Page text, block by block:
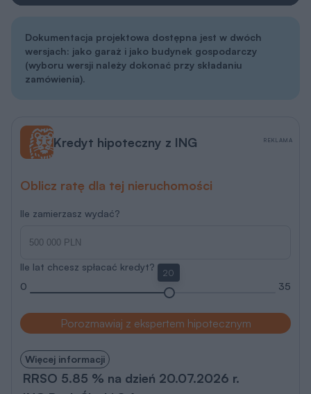
Dokumentacja projektowa dostępna jest w dwóch
wersjach: jako garaż i jako budynek gospodarczy
(wyboru wersji należy dokonać przy składaniu
zamówienia).
Kredyt hipoteczny z ING
Oblicz ratę dla tej nieruchomości
Ile zamierzasz wydać?
Ile lat chcesz spłacać kredyt?
0
20
35
Porozmawiaj z ekspertem hipotecznym
Więcej informacji
RRSO 5.85 % na dzień 20.07.2026 r.
REKLAMA